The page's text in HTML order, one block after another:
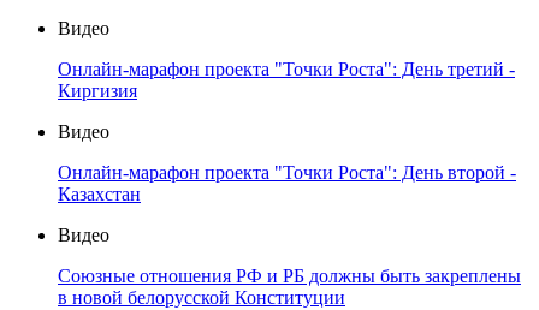
Видео
Онлайн-марафон проекта "Точки Роста": День третий -
Киргизия
Видео
Онлайн-марафон проекта "Точки Роста": День второй -
Казахстан
Видео
Союзные отношения РФ и РБ должны быть закреплены
в новой белорусской Конституции